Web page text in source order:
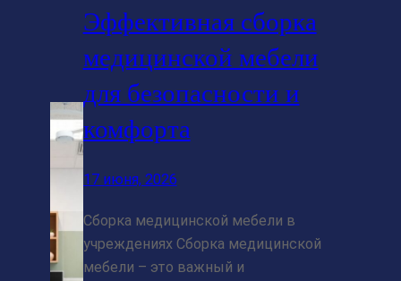
Эффективная сборка
медицинской мебели
для безопасности и
комфорта
17 июня, 2026
Сборка медицинской мебели в
учреждениях Сборка медицинской
мебели – это важный и